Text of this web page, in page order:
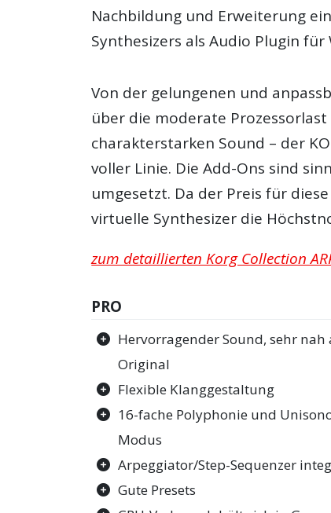
Nachbildung und Erweiterung
Synthesizers als Audio Plugin für
Von der gelungenen und
über die moderate
charakterstarken Sound – der
voller Linie. Die Add-Ons sind
umgesetzt. Da der Preis für
virtuelle Synthesizer die
zum detaillierten Korg Collection
PRO
Hervorragender Sound, sehr nah
Original
Flexible Klanggestaltung
16-fache Polyphonie und
Modus
Arpeggiator/Step-Sequenzer
Gute Presets